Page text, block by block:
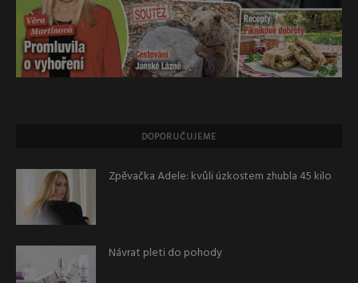
DOPORUČUJEME
Zpěvačka Adele: kvůli úzkostem zhubla 45 kilo
Návrat pleti do pohody